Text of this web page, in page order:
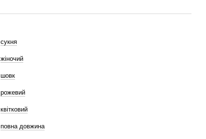
сукня
жіночий
шовк
рожевий
квітковий
повна довжина